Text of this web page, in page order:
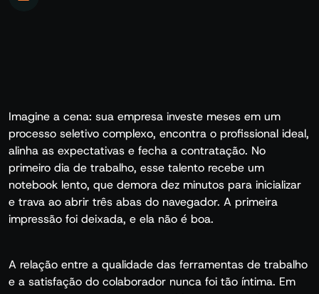
Imagine a cena: sua empresa investe meses em um
processo seletivo complexo, encontra o profissional ideal,
alinha as expectativas e fecha a contratação. No
primeiro dia de trabalho, esse talento recebe um
notebook lento, que demora dez minutos para inicializar
e trava ao abrir três abas do navegador. A primeira
impressão foi deixada, e ela não é boa.
A relação entre a qualidade das ferramentas de trabalho
e a satisfação do colaborador nunca foi tão íntima. Em